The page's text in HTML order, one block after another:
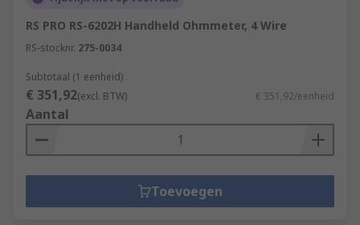
RS PRO RS-6202H Handheld Ohmmeter, 4 Wire
RS-stocknr. 275-0034
Subtotaal (1 eenheid)
€ 351,92(excl. BTW) € 351,92/eenheid
Aantal
Toevoegen